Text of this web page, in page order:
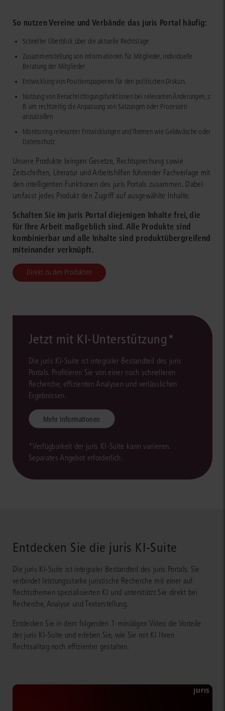
So nutzen Vereine und Verbände das juris Portal häufig:
Schneller Überblick über die aktuelle Rechtslage
Zusammenstellung von Informationen für Mitglieder, individuelle
Beratung der Mitglieder
Entwicklung von Positionspapieren für den politischen Diskurs
Nutzung von Benachrichtigungsfunktionen bei relevanten Änderungen, z.
B. um rechtzeitig die Anpassung von Satzungen oder Prozessen
anzustoßen
Monitoring relevanter Entwicklungen und Themen wie Geldwäsche oder
Datenschutz
Unsere Produkte bringen Gesetze, Rechtsprechung sowie
Zeitschriften, Literatur und Arbeitshilfen führender Fachverlage mit
den intelligenten Funktionen des juris Portals zusammen. Dabei
umfasst jedes Produkt den Zugriff auf ausgewählte Inhalte.
Schalten Sie im juris Portal diejenigen Inhalte frei, die
für Ihre Arbeit maßgeblich sind. Alle Produkte sind
kombinierbar und alle Inhalte sind produktübergreifend
miteinander verknüpft.
Direkt zu den Produkten
Jetzt mit KI-Unterstützung*
Die juris KI-Suite ist integraler Bestandteil des juris
Portals. Profitieren Sie von einer noch schnelleren
Recherche, effizienten Analysen und verlässlichen
Ergebnissen.
Mehr Informationen
*Verfügbarkeit der juris KI-Suite kann variieren.
Separates Angebot erforderlich.
Entdecken Sie die juris KI-Suite
Die juris KI-Suite ist integraler Bestandteil des juris Portals. Sie
verbindet leistungsstarke juristische Recherche mit einer auf
Rechtsthemen spezialisierten KI und unterstützt Sie direkt bei
Recherche, Analyse und Texterstellung.
Entdecken Sie in dem folgenden 1-minütigen Video die Vorteile
der juris KI-Suite und erleben Sie, wie Sie mit KI Ihren
Rechtsalltag noch effizienter gestalten.